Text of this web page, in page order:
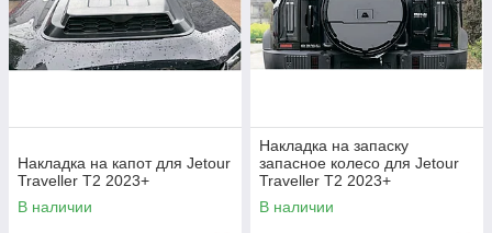
Накладка на капот для Jetour
Traveller T2 2023+
В наличии
Накладка на запаску
запасное колесо для Jetour
Traveller T2 2023+
В наличии